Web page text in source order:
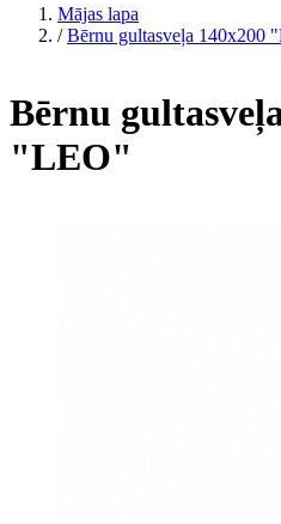
Mājas lapa
/ Bērnu gultasveļa 140x200
Bērnu
"LEO"